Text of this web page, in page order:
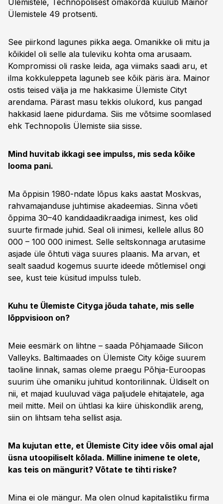
Ülemistele, Technopolisest omakorda kuulub Mainor
Ülemistele 49 protsenti.
See piirkond lagunes pikka aega. Omanikke oli mitu ja
kõikidel oli selle ala tuleviku kohta oma arusaam.
Kompromissi oli raske leida, aga viimaks saadi aru, et
ilma kokkuleppeta laguneb see kõik päris ära. Mainor
ostis teised välja ja me hakkasime Ülemiste Cityt
arendama. Pärast masu tekkis olukord, kus pangad
hakkasid laene pidurdama. Siis me võtsime soomlased
ehk Technopolis Ülemiste siia sisse.
Mind huvitab ikkagi see impulss, mis seda kõike
looma pani.
Ma õppisin 1980-ndate lõpus kaks aastat Moskvas,
rahvamajanduse juhtimise akadeemias. Sinna võeti
õppima 30–40 kandidaadikraadiga inimest, kes olid
suurte firmade juhid. Seal oli inimesi, kellele allus 80
000 – 100 000 inimest. Selle seltskonnaga arutasime
asjade üle õhtuti väga suures plaanis. Ma arvan, et
sealt saadud kogemus suurte ideede mõtlemisel ongi
see, kust teie küsitud impulss tuleb.
Kuhu te Ülemiste Cityga jõuda tahate, mis selle
lõppvisioon on?
Meie eesmärk on lihtne – saada Põhjamaade Silicon
Valleyks. Baltimaades on Ülemiste City kõige suurem
taoline linnak, samas oleme praegu Põhja-Euroopas
suurim ühe omaniku juhitud kontorilinnak. Üldiselt on
nii, et majad kuuluvad väga paljudele ehitajatele, aga
meil mitte. Meil on ühtlasi ka kiire ühiskondlik areng,
siin on lihtsam teha sellist asja.
Ma kujutan ette, et Ülemiste City idee võis omal ajal
üsna utoopiliselt kõlada. Milline inimene te olete,
kas teis on mängurit? Võtate te tihti riske?
Mina ei ole mängur. Ma olen olnud kapitalistliku firma